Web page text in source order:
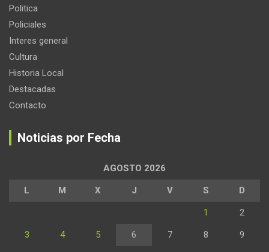
Politica
Policiales
Interes general
Cultura
Historia Local
Destacadas
Contacto
Noticias por Fecha
AGOSTO 2026
L M X J V S D
1 2
3 4 5 6 7 8 9